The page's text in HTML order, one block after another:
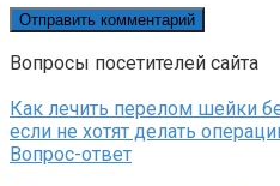
Вопросы посетителей сайта
Как лечить перелом шейки
если не хотят делать
Вопрос-ответ